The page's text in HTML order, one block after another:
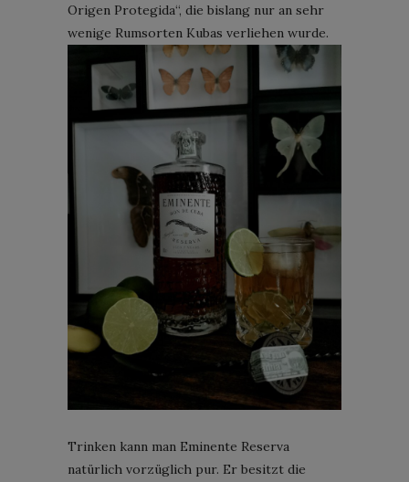
Origen Protegida“, die bislang nur an sehr
wenige Rumsorten Kubas verliehen wurde.
Trinken kann man Eminente Reserva
natürlich vorzüglich pur. Er besitzt die